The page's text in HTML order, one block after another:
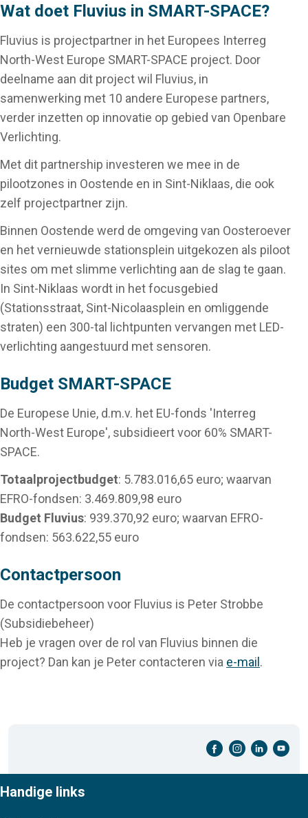
Wat doet Fluvius in SMART-SPACE?
Fluvius is projectpartner in het Europees Interreg
North-West Europe SMART-SPACE project. Door
deelname aan dit project wil Fluvius, in
samenwerking met 10 andere Europese partners,
verder inzetten op innovatie op gebied van Openbare
Verlichting.
Met dit partnership investeren we mee in de
pilootzones in Oostende en in Sint-Niklaas, die ook
zelf projectpartner zijn.
Binnen Oostende werd de omgeving van Oosteroever
en het vernieuwde stationsplein uitgekozen als piloot
sites om met slimme verlichting aan de slag te gaan.
In Sint-Niklaas wordt in het focusgebied
(Stationsstraat, Sint-Nicolaasplein en omliggende
straten) een 300-tal lichtpunten vervangen met LED-
verlichting aangestuurd met sensoren.
Budget SMART-SPACE
De Europese Unie, d.m.v. het EU-fonds 'Interreg
North-West Europe', subsidieert voor 60% SMART-
SPACE.
Totaalprojectbudget: 5.783.016,65 euro; waarvan
EFRO-fondsen: 3.469.809,98 euro
Budget Fluvius: 939.370,92 euro; waarvan EFRO-
fondsen: 563.622,55 euro
Contactpersoon
De contactpersoon voor Fluvius is Peter Strobbe
(Subsidiebeheer)
Heb je vragen over de rol van Fluvius binnen die
project? Dan kan je Peter contacteren via e-mail .
facebook-cirkel instagram-cirkel linkedin-cirkel youtube-cirkel
Handige links